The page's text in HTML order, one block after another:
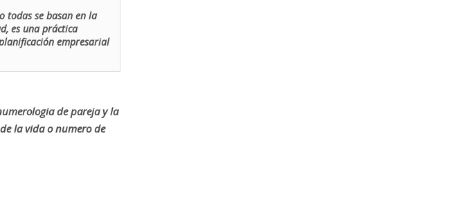
todas se basan en la
es una práctica
empresarial
de pareja y la
la vida o numero de